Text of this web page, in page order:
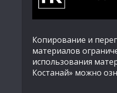
Копирование и
материалов
использования
Костанай» можно